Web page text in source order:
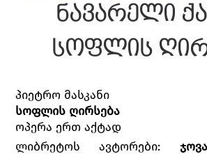
ნავარელი
სოფლის
პიეტრო მასკანი
სოფლის ღირსება
ოპერა ერთ აქტად
ლიბრეტოს ავტორები: